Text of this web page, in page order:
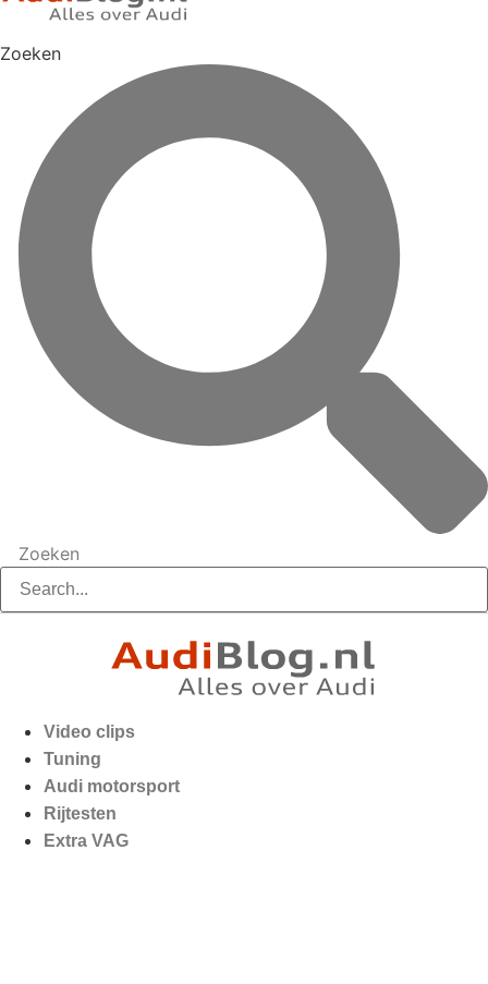
Zoeken
Zoeken
Video clips
Tuning
Audi motorsport
Rijtesten
Extra VAG